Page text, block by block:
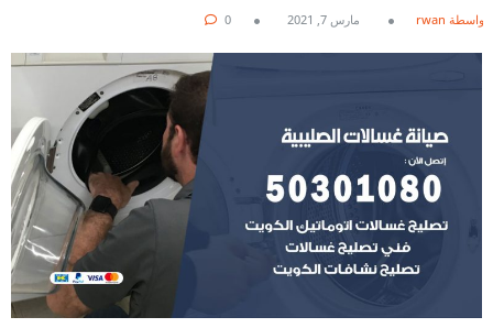
بواسطة rwan مارس 7, 2021 0